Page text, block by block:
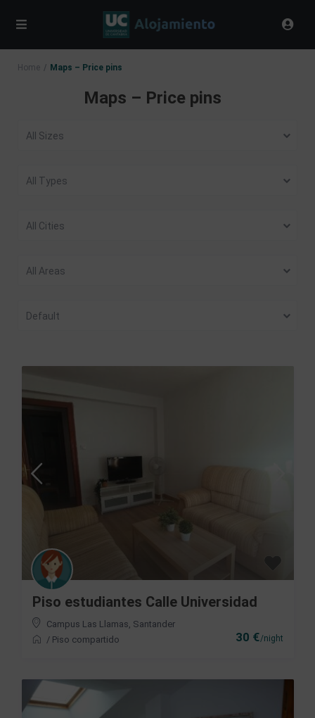
Home Maps – Price pins
Maps – Price pins
All Sizes
All Types
All Cities
All Areas
Default
30 €/night
Piso estudiantes Calle Universidad
Campus Las Llamas Santander
/ Piso compartido